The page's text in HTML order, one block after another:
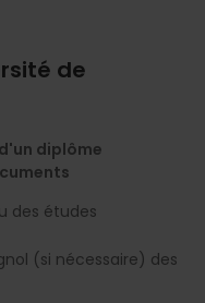
de
diplôme
des études
(si nécessaire) des